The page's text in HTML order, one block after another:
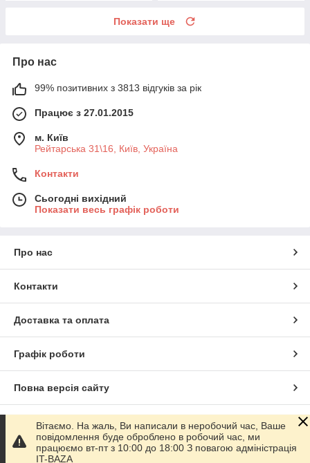
Показати ще
Про нас
99% позитивних з 3813 відгуків за рік
Працює з 27.01.2015
м. Київ
Рейтарська 31\16, Київ, Україна
Контакти
Сьогодні вихідний
Показати весь графік роботи
Про нас
Контакти
Доставка та оплата
Графік роботи
Повна версія сайту
Сайт створено на маркетплейсі
Політика конфіденційності
Вітаємо. На жаль, Ви написали в неробочий час, Ваше
повідомлення буде оброблено в робочий час, ми
працюємо вт-пт з 10:00 до 18:00 З повагою адміністрація
IT-BAZA